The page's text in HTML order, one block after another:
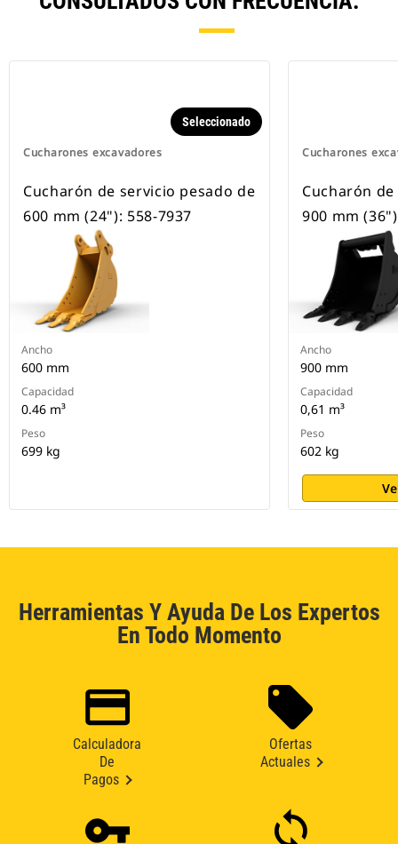
Cucharones excavadores
Seleccionado
Cucharón de servicio pesado de
600 mm (24"): 558-7937
Ancho
600 mm
Capacidad
0.46 m³
Peso
699 kg
Cucharones
Cucharón
900 mm
Ancho
900 mm
Capacidad
0,61 m³
Peso
602 kg
Herramientas Y Ayuda De Los Expertos
En Todo Momento
Calculadora
De
Pagos
Ofertas
Actuales